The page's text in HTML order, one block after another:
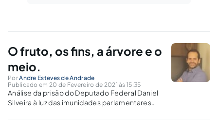
O fruto, os fins, a árvore e o
meio.
PorAndre Esteves de Andrade
Publicado em 20 de Fevereiro de 2021 às 15:35
Análise da prisão do Deputado Federal Daniel
Silveira à luz das imunidades parlamentares